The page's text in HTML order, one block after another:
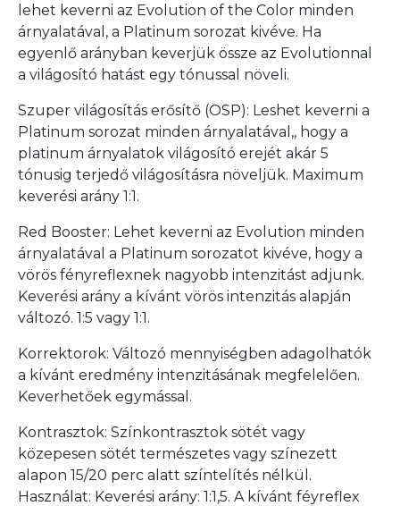
lehet keverni az Evolution of the Color minden
árnyalatával, a Platinum sorozat kivéve. Ha
egyenlő arányban keverjük össze az Evolutionnal
a világosító hatást egy tónussal növeli.
Szuper világosítás erősítő (OSP): Leshet keverni a
Platinum sorozat minden árnyalatával,, hogy a
platinum árnyalatok világosító erejét akár 5
tónusig terjedő világosításra növeljük. Maximum
keverési arány 1:1.
Red Booster: Lehet keverni az Evolution minden
árnyalatával a Platinum sorozatot kivéve, hogy a
vörös fényreflexnek nagyobb intenzitást adjunk.
Keverési arány a kívánt vörös intenzitás alapján
változó. 1:5 vagy 1:1.
Korrektorok: Változó mennyiségben adagolhatók
a kívánt eredmény intenzitásának megfelelően.
Keverhetőek egymással.
Kontrasztok: Színkontrasztok sötét vagy
közepesen sötét természetes vagy színezett
alapon 15/20 perc alatt színtelítés nélkül.
Használat: Keverési arány: 1:1,5. A kívánt féyreflex